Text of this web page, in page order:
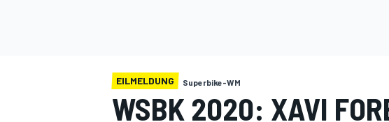
EILMELDUNG Superbike-WM
WSBK 2020: XAVI